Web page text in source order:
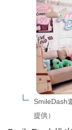
SmileDash
提供）